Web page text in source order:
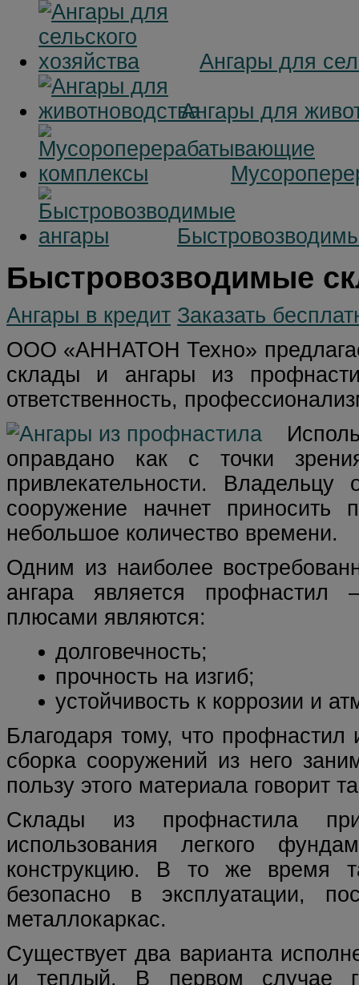
Ангары для
Ангары для
Быстровозводимые
Ангары в кредит Заказать
ООО «АННАТОН Техно»
склады и ангары из
ответственность,
оправдано как с точки
привлекательности.
сооружение начнет приносить
небольшое количество времени.
Одним из наиболее
ангара является
плюсами являются:
долговечность;
прочность на изгиб;
устойчивость к коррозии и
Благодаря тому, что
сборка сооружений из него
пользу этого материала говорит
Склады из профнастила
использования легкого
конструкцию. В то же время
безопасно в эксплуатации,
металлокаркас.
Существует два варианта
и теплый. В первом случае